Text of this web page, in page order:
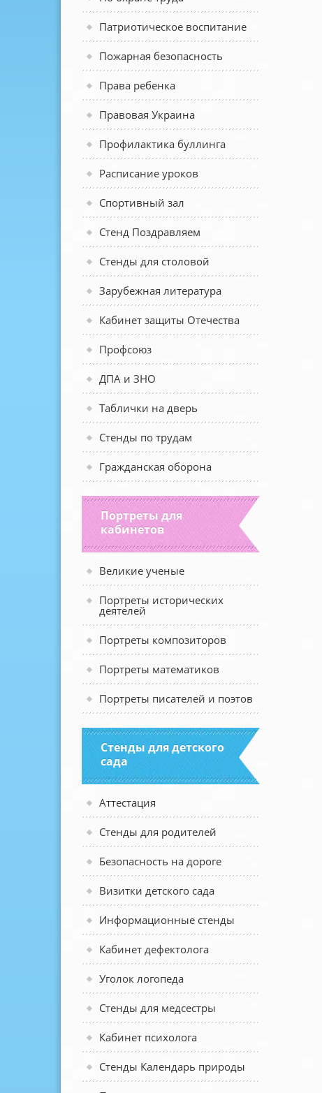
Патриотическое воспитание
Пожарная безопасность
Права ребенка
Правовая Украина
Профилактика буллинга
Расписание уроков
Спортивный зал
Стенд Поздравляем
Стенды для столовой
Зарубежная литература
Кабинет защиты Отечества
Профсоюз
ДПА и ЗНО
Таблички на дверь
Стенды по трудам
Гражданская оборона
Портреты для
кабинетов
Великие ученые
Портреты исторических
деятелей
Портреты композиторов
Портреты математиков
Портреты писателей и поэтов
Стенды для детского
сада
Аттестация
Стенды для родителей
Безопасность на дороге
Визитки детского сада
Информационные стенды
Кабинет дефектолога
Уголок логопеда
Стенды для медсестры
Кабинет психолога
Стенды Календарь природы